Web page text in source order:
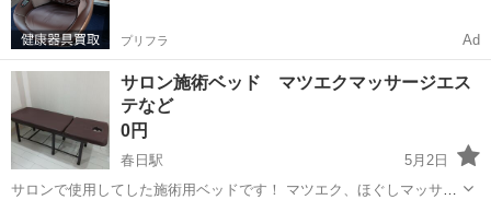
プリフラ Ad
サロン施術ベッド マツエクマッサージエス
テなど
0円
春日駅
5月2日
サロンで使用してした施術用ベッドです！ マツエク、ほぐしマッサー